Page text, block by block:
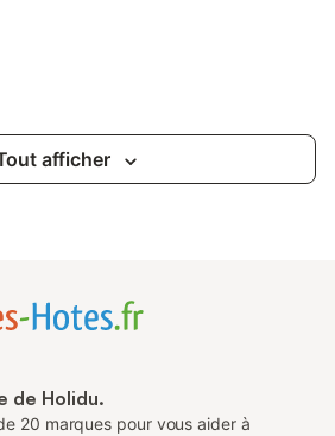
afficher
de Holidu.
20 marques pour vous aider à